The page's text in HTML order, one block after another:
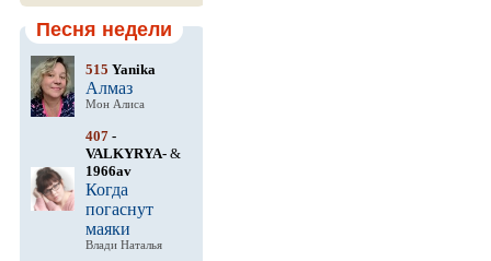
Песня недели
515 Yanika
Алмаз
Мон Алиса
407 -
VALKYRYA- &
1966av
Когда
погаснут
маяки
Влади Наталья